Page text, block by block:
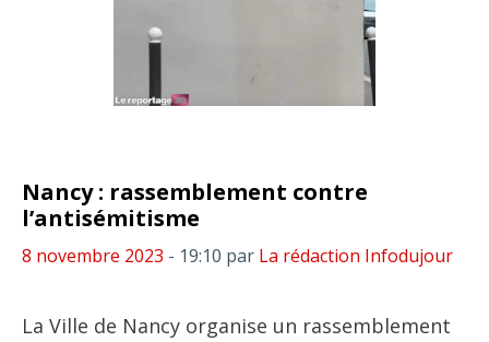
Nancy : rassemblement contre
l’antisémitisme
8 novembre 2023 - 19:10 par La rédaction Infodujour
La Ville de Nancy organise un rassemblement